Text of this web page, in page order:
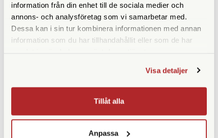
information från din enhet till de sociala medier och
annons- och analysföretag som vi samarbetar med.
Dessa kan i sin tur kombinera informationen med annan
information som du har tillhandahållit eller som de har
Visa detaljer
Tillåt alla
Anpassa
Polaroid Fujifilm
Gentle Rose